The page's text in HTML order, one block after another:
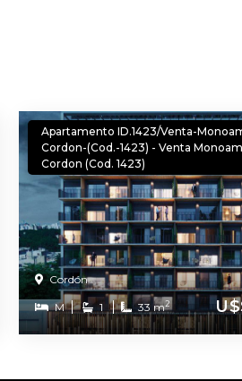
Apartamento ID.1423/Venta-
Cordon-(Cod.-1423) - Venta
Cordon (Cod. 1423)
Cordón
M 1 33 m2